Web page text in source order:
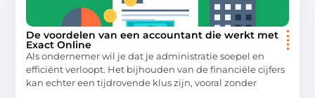
De voordelen van een accountant die werkt met
Exact Online
Als ondernemer wil je dat je administratie soepel en
efficiënt verloopt. Het bijhouden van de financiële cijfers
kan echter een tijdrovende klus zijn, vooral zonder